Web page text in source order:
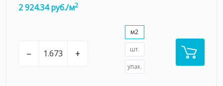
2 924.34 руб./м2
– +
м2
шт.
упак.